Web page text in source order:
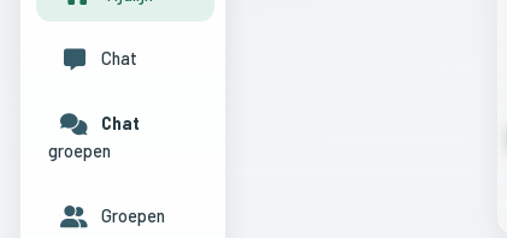
Chat
Chat
groepen
Groepen